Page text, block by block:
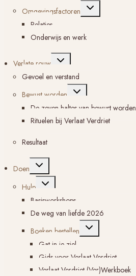
Omgevingsfactoren
Toggle
Relaties
Onderwijs en werk
Verlate rouw
Toggle
submenu
Gevoel en verstand
Bewust worden
Toggle
submenu
De zeven haltes van bewust worden
Rituelen bij Verlaat Verdriet
Resultaat
Doen
Toggle
Hulp
Toggle
submenu
Basisworkshops
De weg van liefde 2026
Boeken bestellen
Toggle
Gat in je ziel
Gids voor Verlaat Verdriet
Verlaat Verdriet (Ver)Werkboek